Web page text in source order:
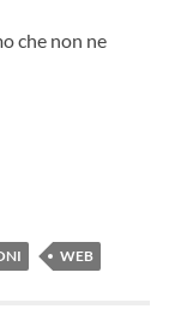
che non ne
WEB